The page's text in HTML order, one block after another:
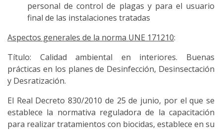
personal de control de plagas y para el usuario
final de las instalaciones tratadas
Aspectos generales de la norma UNE 171210:
Título: Calidad ambiental en interiores. Buenas
prácticas en los planes de Desinfección, Desinsectación
y Desratización.
El Real Decreto 830/2010 de 25 de junio, por el que se
establece la normativa reguladora de la capacitación
para realizar tratamientos con biocidas, establece en su